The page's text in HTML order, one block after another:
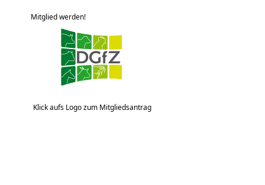
Mitglied werden!
Klick aufs Logo zum Mitgliedsantrag